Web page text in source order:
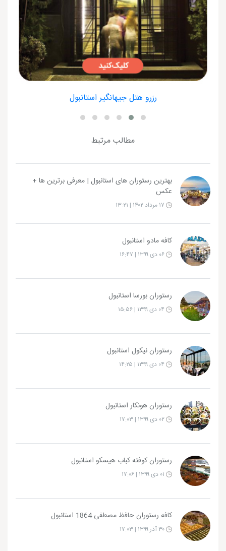
رزرو هتل جیهانگیر استانبول
مطالب مرتبط
بهترین رستوران های استانبول | معرفی برترین ها +
عکس
کافه مادو استانبول
رستوران بورسا استانبول
رستوران نیکول استانبول
رستوران هونکار استانبول
رستوران کوفته کباب هیسکو استانبول
کافه رستوران حافظ مصطفی 1864 استانبول